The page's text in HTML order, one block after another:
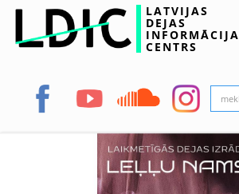
LATVIJAS
DEJAS
CENTRS